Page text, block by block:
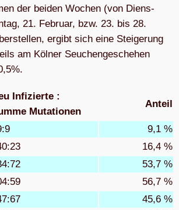
der bei­den Wochen (von Diens­
21. Februar, bzw. 23. bis 28.
ergibt sich eine Stei­ge­rung
am Köl­ner Seu­chen­ge­sche­hen
Infi­zierte :
Muta­tio­nen
Anteil
9,1 %
16,4 %
53,7 %
56,7 %
45,6 %